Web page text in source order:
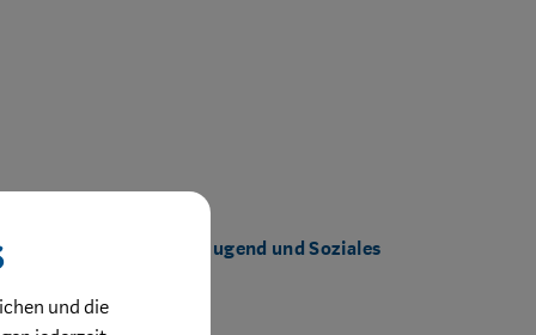
Referat Familie, Jugend und Soziales
und die